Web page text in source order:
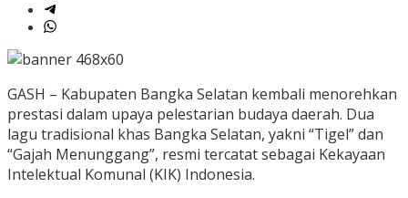
GASH – Kabupaten Bangka Selatan kembali menorehkan
prestasi dalam upaya pelestarian budaya daerah. Dua
lagu tradisional khas Bangka Selatan, yakni “Tigel” dan
“Gajah Menunggang”, resmi tercatat sebagai Kekayaan
Intelektual Komunal (KIK) Indonesia.